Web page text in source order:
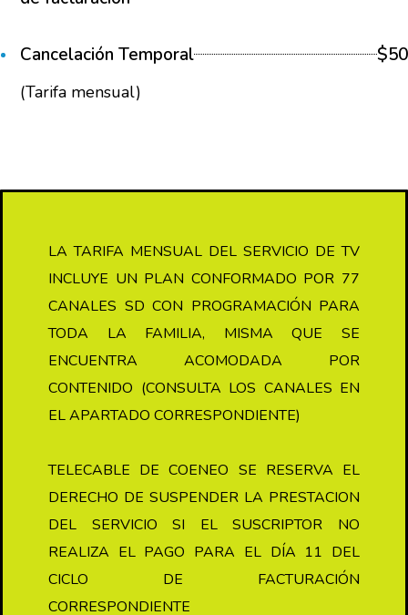
Cancelación Temporal $50
(Tarifa mensual)
LA TARIFA MENSUAL DEL SERVICIO DE TV
INCLUYE UN PLAN CONFORMADO POR 77
CANALES SD CON PROGRAMACIÓN PARA
TODA LA FAMILIA, MISMA QUE SE
ENCUENTRA ACOMODADA POR
CONTENIDO (CONSULTA LOS CANALES EN
EL APARTADO CORRESPONDIENTE)
TELECABLE DE COENEO SE RESERVA EL
DERECHO DE SUSPENDER LA PRESTACION
DEL SERVICIO SI EL SUSCRIPTOR NO
REALIZA EL PAGO PARA EL DÍA 11 DEL
CICLO DE FACTURACIÓN
CORRESPONDIENTE